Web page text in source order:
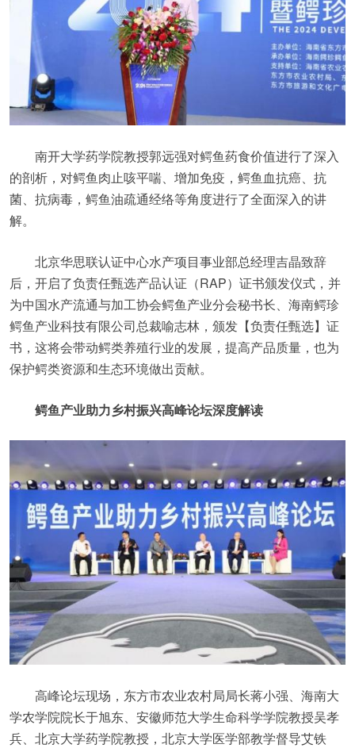
南开大学药学院教授郭远强对鳄鱼药食价值进行了深入
的剖析，对鳄鱼肉止咳平喘、增加免疫，鳄鱼血抗癌、抗
菌、抗病毒，鳄鱼油疏通经络等角度进行了全面深入的讲
解。
北京华思联认证中心水产项目事业部总经理吉晶致辞
后，开启了负责任甄选产品认证（RAP）证书颁发仪式，并
为中国水产流通与加工协会鳄鱼产业分会秘书长、海南鳄珍
鳄鱼产业科技有限公司总裁喻志林，颁发【负责任甄选】证
书，这将会带动鳄类养殖行业的发展，提高产品质量，也为
保护鳄类资源和生态环境做出贡献。
鳄鱼产业助力乡村振兴高峰论坛深度解读
高峰论坛现场，东方市农业农村局局长蒋小强、海南大
学农学院院长于旭东、安徽师范大学生命科学学院教授吴孝
兵、北京大学药学院教授，北京大学医学部教学督导艾铁